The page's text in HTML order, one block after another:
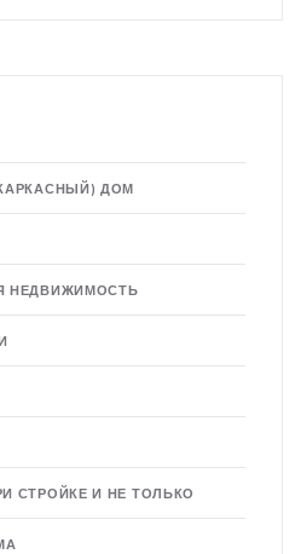
ДОМ
НЕДВИЖИМОСТЬ
СТРОЙКЕ И НЕ ТОЛЬКО